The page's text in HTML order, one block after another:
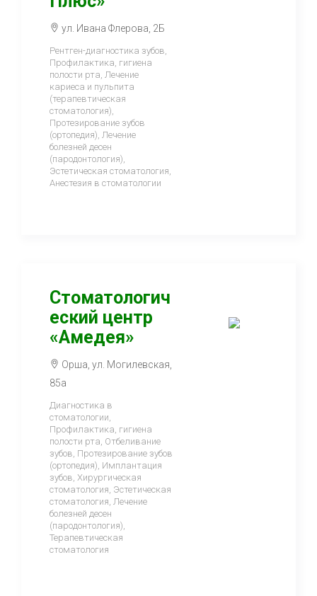
ул. Ивана Флерова, 2Б
Рентген-диагностика зубов,
Профилактика, гигиена
полости рта, Лечение
кариеса и пульпита
(терапевтическая
стоматология),
Протезирование зубов
(ортопедия), Лечение
болезней десен
(пародонтология),
Эстетическая стоматология,
Анестезия в стоматологии
Стоматологич
еский центр
«Амедея»
Орша, ул. Могилевская,
85а
Диагностика в
стоматологии,
Профилактика, гигиена
полости рта, Отбеливание
зубов, Протезирование зубов
(ортопедия), Имплантация
зубов, Хирургическая
стоматология, Эстетическая
стоматология, Лечение
болезней десен
(пародонтология),
Терапевтическая
стоматология